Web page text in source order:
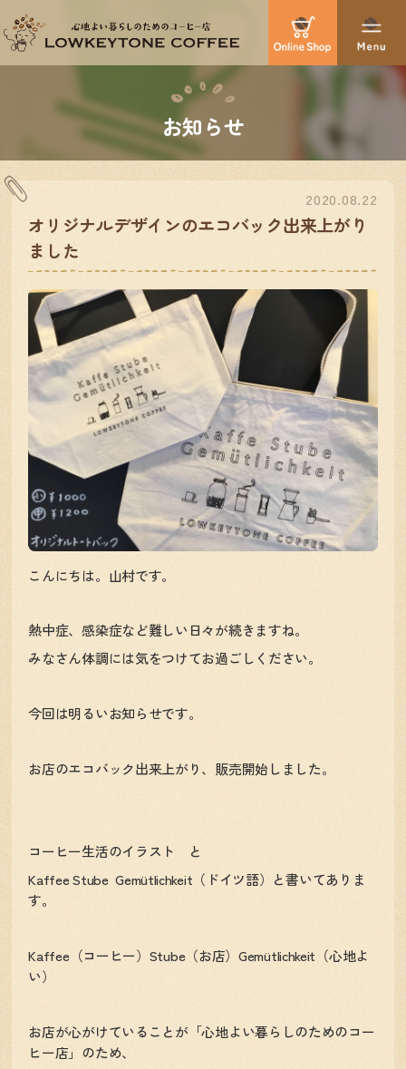
お知らせ
2020.08.22
オリジナルデザインのエコバック出来上がり
ました
こんにちは。山村です。
熱中症、感染症など難しい日々が続きますね。
みなさん体調には気をつけてお過ごしください。
今回は明るいお知らせです。
お店のエコバック出来上がり、販売開始しました。
コーヒー生活のイラスト と
Kaffee Stube Gemütlichkeit（ドイツ語）と書いてありま
す。
Kaffee（コーヒー）Stube（お店）Gemütlichkeit（心地よ
い）
お店が心がけていることが「心地よい暮らしのためのコー
ヒー店」のため、